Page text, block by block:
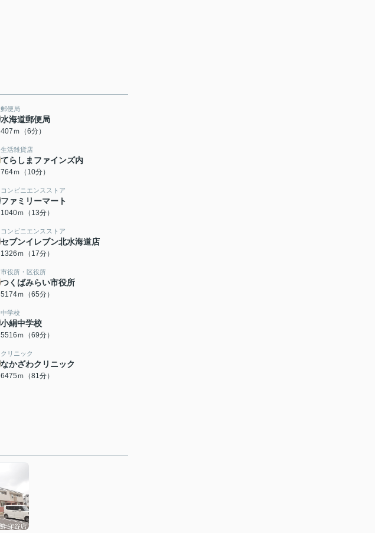
郵便局
水海道郵便局
407ｍ（6分）
生活雑貨店
てらしまファインズ内
764ｍ（10分）
コンビニエンスストア
ファミリーマート
1040ｍ（13分）
コンビニエンスストア
セブンイレブン北水海道店
1326ｍ（17分）
市役所・区役所
つくばみらい市役所
5174ｍ（65分）
中学校
小絹中学校
5516ｍ（69分）
クリニック
なかざわクリニック
6475ｍ（81分）